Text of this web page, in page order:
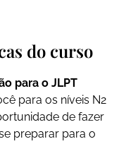
do curso
para o JLPT
para os níveis N2
de fazer
preparar para o